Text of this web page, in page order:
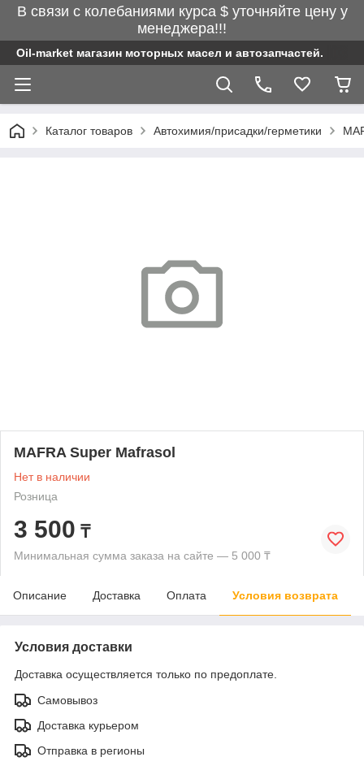
В связи с колебаниями курса $ уточняйте цену у
менеджера!!!
Oil-market магазин моторных масел и автозапчастей.
Каталог товаров Автохимия/присадки/герметики
MAFRA Super Mafrasol
Нет в наличии
Розница
3 500 ₸
Минимальная сумма заказа на сайте — 5 000 ₸
Описание Доставка Оплата Условия возврата
Условия доставки
Доставка осуществляется только по предоплате.
Самовывоз
Доставка курьером
Отправка в регионы